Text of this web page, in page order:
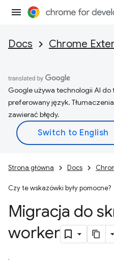
Docs Chrome
Google używa technologii AI do
preferowany język.
zawierać błędy.
Strona główna Docs
Czy te wskazówki były pomocne?
Migracja do
worker